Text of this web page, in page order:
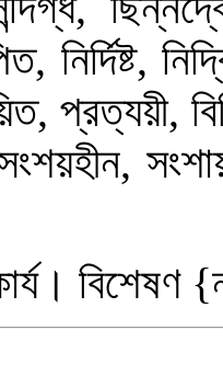
নির্দিষ্ট,
প্রত্যয়ী,
। বিশেষণ {